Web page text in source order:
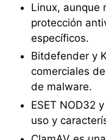
Linux, aunque
protección
específicos.
Bitdefender y
comerciales
de malware.
ESET NOD32
uso y